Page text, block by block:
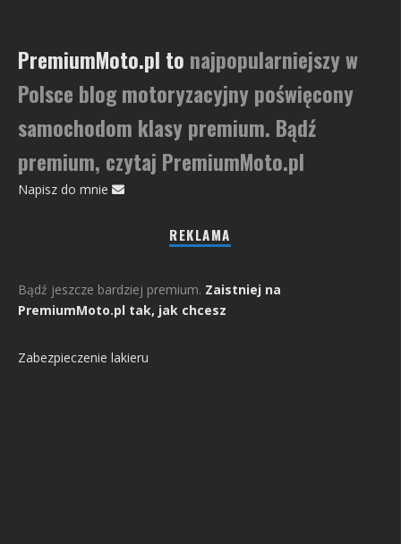
PremiumMoto.pl to najpopularniejszy w
Polsce blog motoryzacyjny poświęcony
samochodom klasy premium. Bądź
premium, czytaj PremiumMoto.pl
Napisz do mnie
REKLAMA
Bądź jeszcze bardziej premium. Zaistniej na
PremiumMoto.pl tak, jak chcesz
Zabezpieczenie lakieru